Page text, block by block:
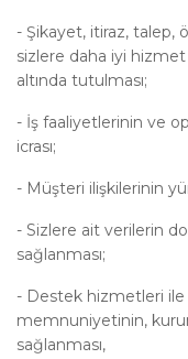
- Şikayet, itiraz, talep,
sizlere daha iyi
altında tutulması;
- İş faaliyetlerinin ve
icrası;
- Müşteri ilişkilerinin
- Sizlere ait verilerin
sağlanması;
- Destek hizmetleri
memnuniyetinin,
sağlanması,